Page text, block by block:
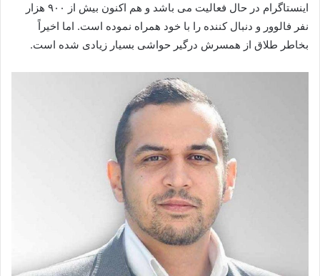
اینستاگرام در حال فعالیت می باشد و هم اکنون بیش از ۹۰۰ هزار
نفر فالوور و دنبال کننده را با خود همراه نموده است. اما اخیراً
بخاطر طلاق از همسرش درگیر حواشی بسیار زیادی شده است.